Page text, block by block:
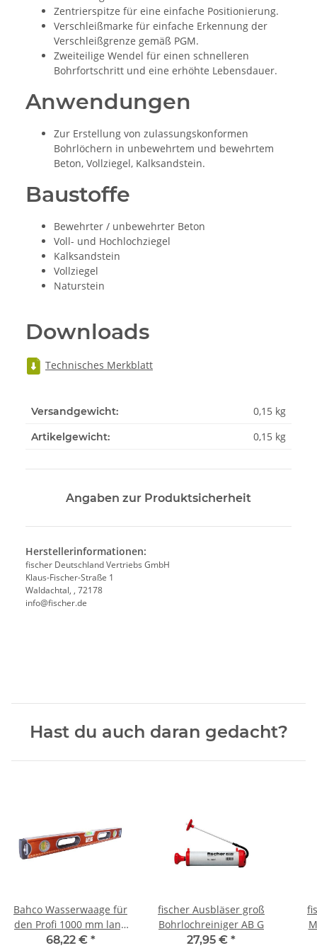
Zentrierspitze für eine einfache Positionierung.
Verschleißmarke für einfache Erkennung der
Verschleißgrenze gemäß PGM.
Zweiteilige Wendel für einen schnelleren
Bohrfortschritt und eine erhöhte Lebensdauer.
Anwendungen
Zur Erstellung von zulassungskonformen
Bohrlöchern in unbewehrtem und bewehrtem
Beton, Vollziegel, Kalksandstein.
Baustoffe
Bewehrter / unbewehrter Beton
Voll- und Hochlochziegel
Kalksandstein
Vollziegel
Naturstein
Downloads
Technisches Merkblatt
Versandgewicht: 0,15 kg
Artikelgewicht: 0,15 kg
Angaben zur Produktsicherheit
Herstellerinformationen:
fischer Deutschland Vertriebs GmbH
Klaus-Fischer-Straße 1
Waldachtal, , 72178
info@fischer.de
Hast du auch daran gedacht?
Bahco Wasserwaage für
den Profi 1000 mm lang
- magnetisch - mit 3
68,22 € *
fischer Ausbläser groß
Bohrlochreiniger AB G
27,95 € *